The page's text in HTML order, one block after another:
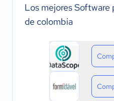
Los mejores Software
de colombia